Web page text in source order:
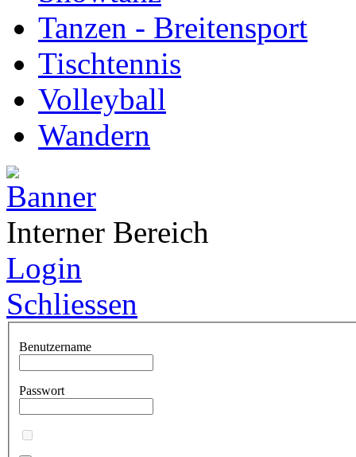
Tanzen - Breitensport
Tischtennis
Volleyball
Wandern
Interner Bereich
Login
Schliessen
Benutzername
Passwort